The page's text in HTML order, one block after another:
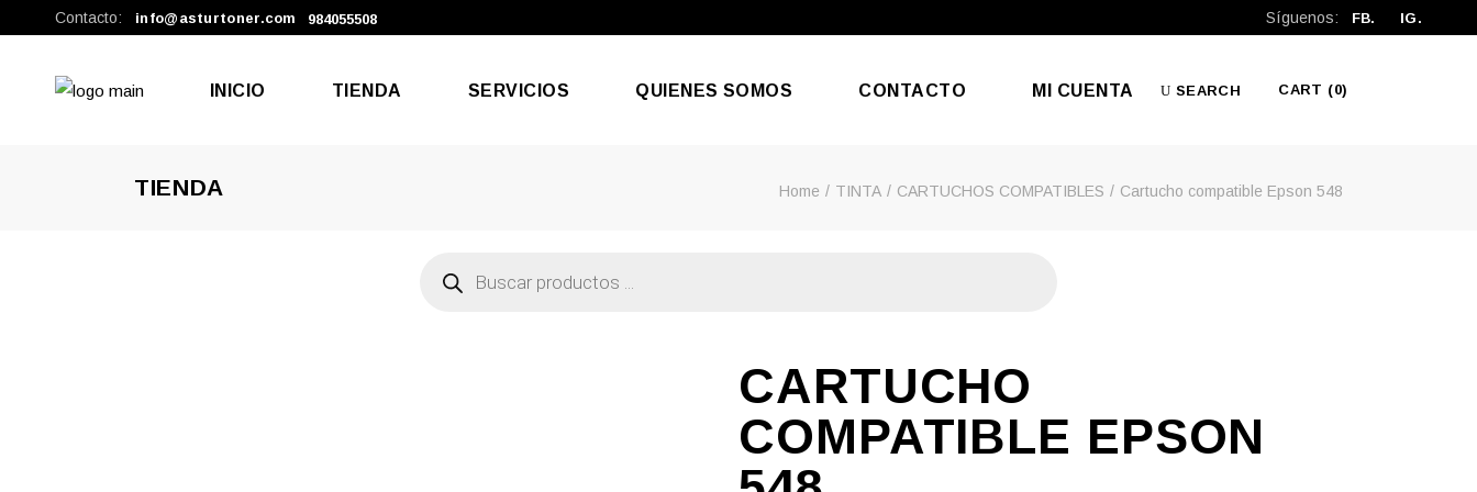
Contacto: info@asturtoner.com 984055508 Síguenos: FB. IG.
INICIO TIENDA SERVICIOS QUIENES SOMOS CONTACTO MI CUENTA SEARCH CART (0)
No products in the cart.
TIENDA Home TINTA CARTUCHOS COMPATIBLES Cartucho compatible Epson 548
productos
CARTUCHO
COMPATIBLE EPSON